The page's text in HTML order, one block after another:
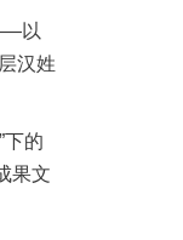
以
汉姓
下的
果文